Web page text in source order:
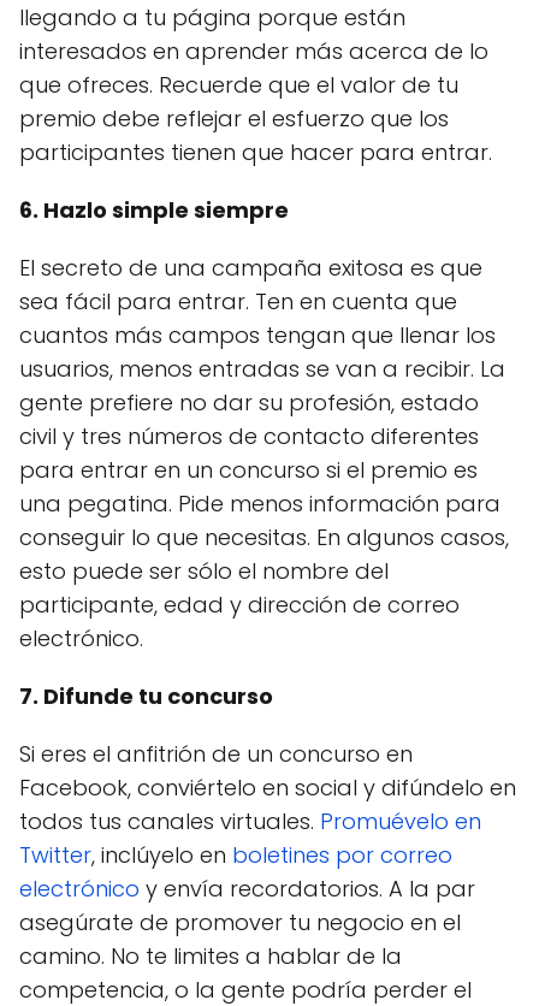
llegando a tu página porque están
interesados ​​en aprender más acerca de lo
que ofreces. Recuerde que el valor de tu
premio debe reflejar el esfuerzo que los
participantes tienen que hacer para entrar.
6. Hazlo simple siempre
El secreto de una campaña exitosa es que
sea fácil para entrar. Ten en cuenta que
cuantos más campos tengan que llenar los
usuarios, menos entradas se van a recibir. La
gente prefiere no dar su profesión, estado
civil y tres números de contacto diferentes
para entrar en un concurso si el premio es
una pegatina. Pide menos información para
conseguir lo que necesitas. En algunos casos,
esto puede ser sólo el nombre del
participante, edad y dirección de correo
electrónico.
7. Difunde tu concurso
Si eres el anfitrión de un concurso en
Facebook, conviértelo en social y difúndelo en
todos tus canales virtuales. Promuévelo en
Twitter, inclúyelo en boletines por correo
electrónico y envía recordatorios. A la par
asegúrate de promover tu negocio en el
camino. No te limites a hablar de la
competencia, o la gente podría perder el